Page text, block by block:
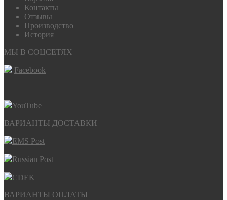
Контакты
Отзывы
Производство
История
МЫ В СОЦСЕТЯХ
Facebook
YouTube
ВАРИАНТЫ ДОСТАВКИ
EMS Post
Russian Post
CDEK
ВАРИАНТЫ ОПЛАТЫ